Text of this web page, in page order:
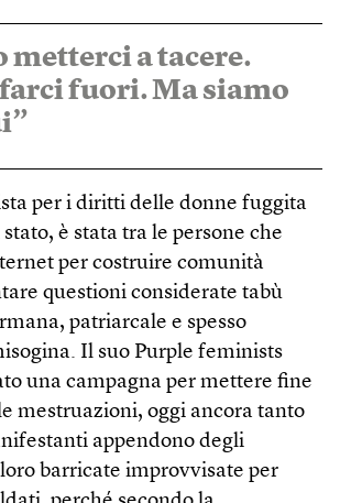
metterci a tacere.
fuori. Ma siamo
per i diritti delle donne fuggita
è stata tra le persone che
per costruire comunità
questioni considerate tabù
patriarcale e spesso
Il suo Purple feminists
una campagna per mettere fine
mestruazioni, oggi ancora tanto
appendono degli
barricate improvvisate per